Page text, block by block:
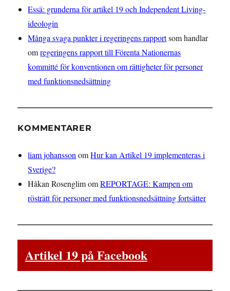
Essä: grunderna för artikel 19 och Independent Living-
ideologin
Många svaga punkter i regeringens rapportsom handlar
omregeringens rapport till Förenta Nationernas
kommitté för konventionen om rättigheter för personer
med funktionsnedsättning
KOMMENTARER
liam johansson omHur kan Artikel 19 implementeras i
Sverige?
Håkan RosenglimomREPORTAGE: Kampen om
rösträtt för personer med funktionsnedsättning fortsätter
Artikel 19 på Facebook